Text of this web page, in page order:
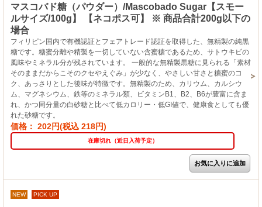
マスコバド糖（パウダー）/Mascobado Sugar【スモー
ルサイズ/100g】 【ネコポス可】 ※ 商品合計200g以下の
場合
フィリピン国内で有機認証とフェアトレード認証を取得した、無精製の純黒
糖です。糖蜜分離や精製を一切していない含蜜糖であるため、サトウキビの
風味やミネラル分が残されています。 一般的な無精製黒糖に見られる「素材
そのままだからこそのクセやえぐみ」が少なく、やさしい甘さと糖蜜のコ
ク、あっさりとした後味が特徴です。無精製のため、カリウム、カルシウ
ム、マグネシウム、鉄等のミネラル類、ビタミンB1、B2、B6が豊富に含ま
れ、かつ同分量の白砂糖と比べて低カロリー・低GI値で、健康食としても優
れた砂糖です。
価格： 202円(税込 218円)
在庫切れ（近日入荷予定）
NEW PICK UP